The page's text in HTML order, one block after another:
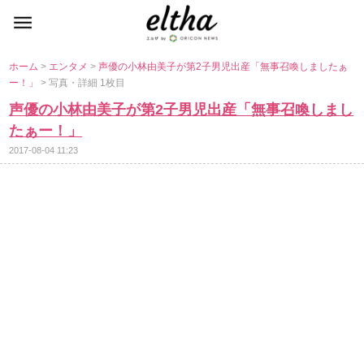
ホーム> エンタメ>声優の小林由美子が第2子男児出産「無事召喚しましたぁ
ー！」> 写真・詳細 1枚目
声優の小林由美子が第2子男児出産「無事召喚しまし
たぁー！」
2017-08-04 11:23